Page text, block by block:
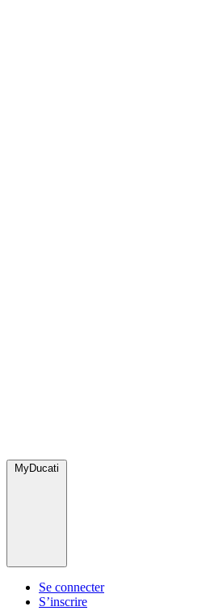
MyDucati
Se connecter
S’inscrire